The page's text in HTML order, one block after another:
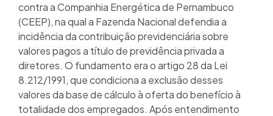
contra a Companhia Energética de Pernambuco
(CEEP), na qual a Fazenda Nacional defendia a
incidência da contribuição previdenciária sobre
valores pagos a título de previdência privada a
diretores. O fundamento era o artigo 28 da Lei
8.212/1991, que condiciona a exclusão desses
valores da base de cálculo à oferta do benefício à
totalidade dos empregados. Após entendimento